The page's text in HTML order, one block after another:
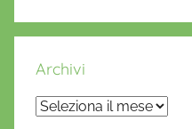
Archivi
Archivi